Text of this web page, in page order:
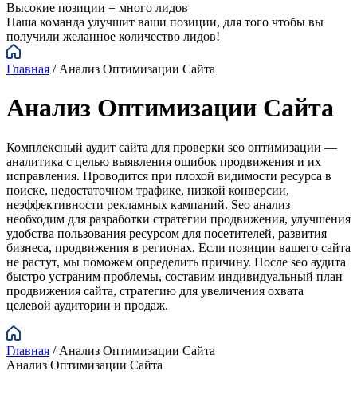
Высокие позиции = много лидов
Наша команда улучшит ваши позиции, для того чтобы вы
получили желанное количество лидов!
Главная / Анализ Оптимизации Сайта
Анализ Оптимизации Сайта
Комплексный аудит сайта для проверки seo оптимизации —
аналитика с целью выявления ошибок продвижения и их
исправления. Проводится при плохой видимости ресурса в
поиске, недостаточном трафике, низкой конверсии,
неэффективности рекламных кампаний. Seo анализ
необходим для разработки стратегии продвижения, улучшения
удобства пользования ресурсом для посетителей, развития
бизнеса, продвижения в регионах. Если позиции вашего сайта
не растут, мы поможем определить причину. После seo аудита
быстро устраним проблемы, составим индивидуальный план
продвижения сайта, стратегию для увеличения охвата
целевой аудитории и продаж.
Главная / Анализ Оптимизации Сайта
Анализ Оптимизации Сайта